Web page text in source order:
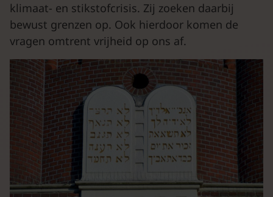
klimaat- en stikstofcrisis. Zij zoeken daarbij
bewust grenzen op. Ook hierdoor komen de
vragen omtrent vrijheid op ons af.